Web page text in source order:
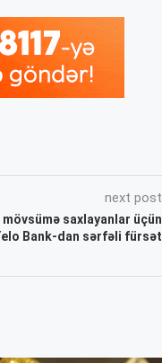
next post
mövsümə saxlayanlar üçün
Bank-dan sərfəli fürsət